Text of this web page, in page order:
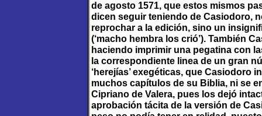
de agosto 1571, que estos mismos
dicen seguir teniendo de Casiodoro,
reprochar a la edición, sino un
(‘macho hembra los crió’). También
haciendo imprimir una pegatina con
la correspondiente linea de un gran
‘herejías’ exegéticas, que Casiodoro
muchos capítulos de su Biblia, ni se
Cipriano de Valera, pues los dejó
aprobación tácita de la versión de